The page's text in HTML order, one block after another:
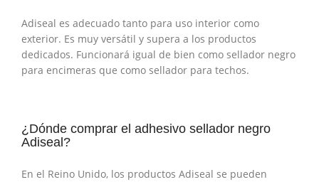
Adiseal es adecuado tanto para uso interior como
exterior. Es muy versátil y supera a los productos
dedicados. Funcionará igual de bien como sellador negro
para encimeras que como sellador para techos.
¿Dónde comprar el adhesivo sellador negro
Adiseal?
En el Reino Unido, los productos Adiseal se pueden